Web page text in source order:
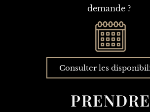
demande ?
Consulter les
PRENDRE